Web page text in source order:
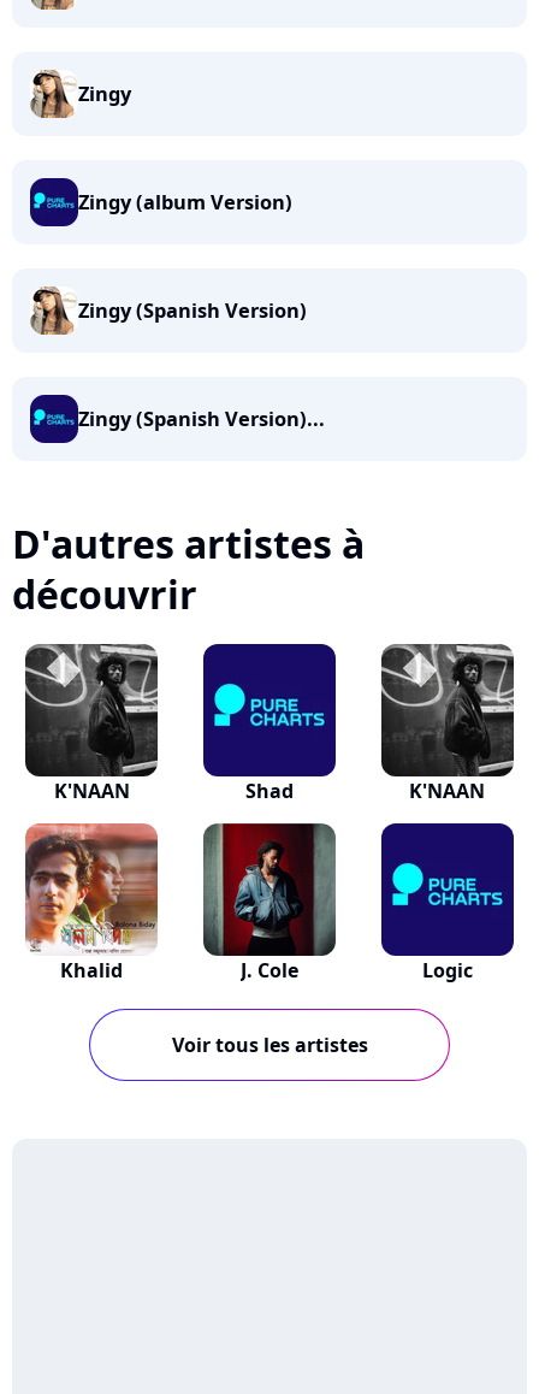
Zingy
Zingy (album Version)
Zingy (Spanish Version)
Zingy (Spanish Version)...
D'autres artistes à
découvrir
K'NAAN Shad K'NAAN
Khalid J. Cole Logic
Voir tous les artistes